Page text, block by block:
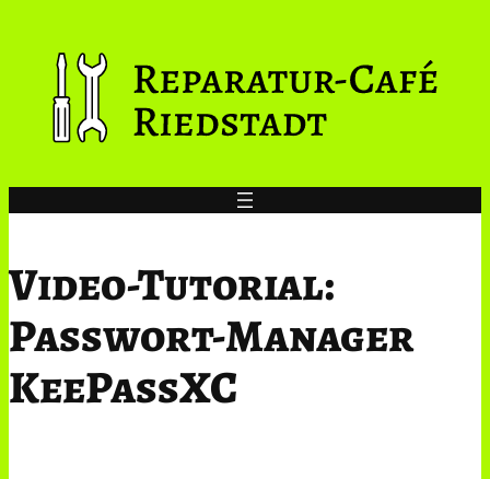
Inhalt
springen
Video-Tutorial:
Passwort-Manager
KeePassXC